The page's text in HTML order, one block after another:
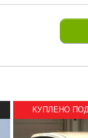
КУПЛЕНО ПОД